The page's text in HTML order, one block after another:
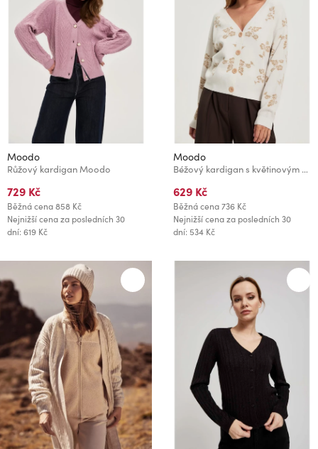
Moodo
Růžový kardigan Moodo
729 Kč
Běžná cena858 Kč
Nejnižší cena za posledních 30
dní: 619 Kč
Moodo
Béžový kardigan s květinovým vzorem Moodo
629 Kč
Běžná cena736 Kč
Nejnižší cena za posledních 30
dní: 534 Kč